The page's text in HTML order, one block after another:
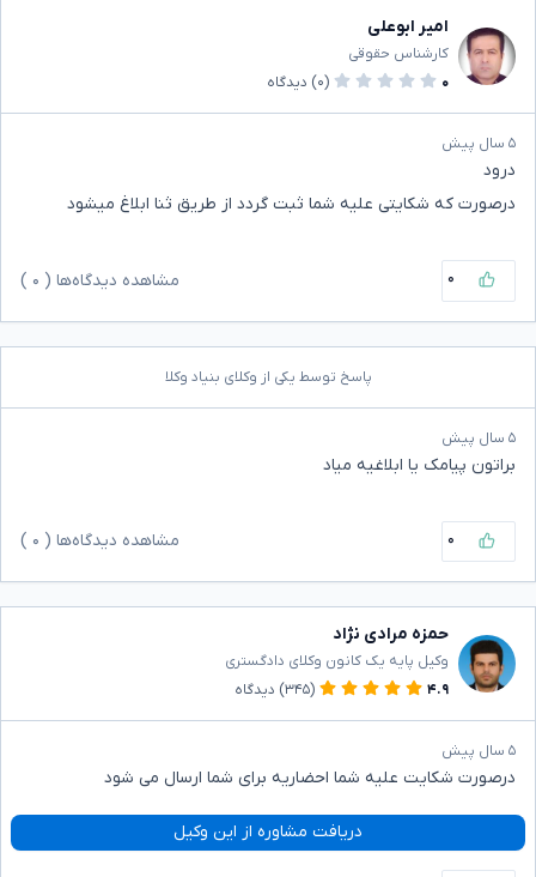
امیر ابوعلی
کارشناس حقوقی
۰
(۰) دیدگاه
۵ سال پیش
درود
درصورت که شکایتی علیه شما ثبت گردد از طریق ثنا ابلاغ میشود
۰ مشاهده دیدگاه‌ها ( ۰
پاسخ توسط یکی از وکلای بنیاد وکلا
۵ سال پیش
براتون پیامک یا ابلاغیه میاد
۰ مشاهده دیدگاه‌ها ( ۰
حمزه مرادی نژاد
وکیل پایه یک کانون وکلای دادگستری
۴.۹
(۳۴۵) دیدگاه
۵ سال پیش
درصورت شکایت علیه شما احضاریه برای شما ارسال می شود
دریافت مشاوره از این وکیل